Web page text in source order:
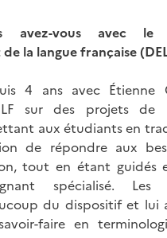
avez-vous avec le
la langue française
4 ans avec Étienne
sur des projets de
aux étudiants en
de répondre aux
tout en étant guidés
spécialisé. Les
du dispositif et lui
faire en